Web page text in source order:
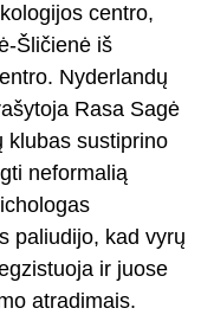
centro,
Šličienė iš
Nyderlandų
Rasa Sagė
klubas sustiprino
neformalią
paliudijo, kad vyrų
ir juose
atradimais.